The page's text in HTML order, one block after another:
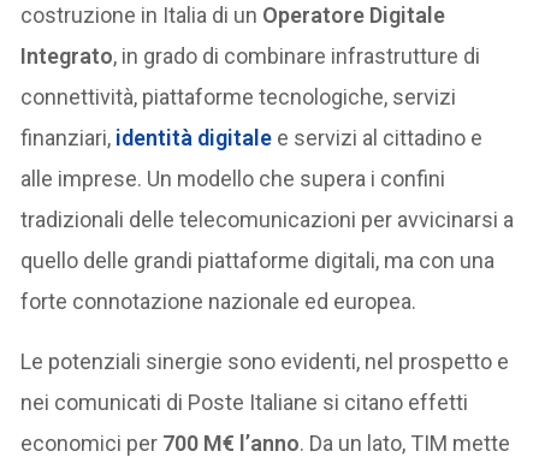
costruzione in Italia di un Operatore Digitale
Integrato, in grado di combinare infrastrutture di
connettività, piattaforme tecnologiche, servizi
finanziari, identità digitale e servizi al cittadino e
alle imprese. Un modello che supera i confini
tradizionali delle telecomunicazioni per avvicinarsi a
quello delle grandi piattaforme digitali, ma con una
forte connotazione nazionale ed europea.
Le potenziali sinergie sono evidenti, nel prospetto e
nei comunicati di Poste Italiane si citano effetti
economici per 700 M€ l’anno. Da un lato, TIM mette